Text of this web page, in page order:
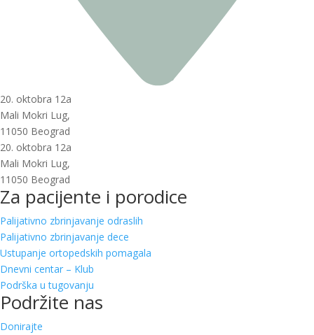
20. oktobra 12a
Mali Mokri Lug,
11050 Beograd
20. oktobra 12a
Mali Mokri Lug,
11050 Beograd
Za pacijente i porodice
Palijativno zbrinjavanje odraslih
Palijativno zbrinjavanje dece
Ustupanje ortopedskih pomagala
Dnevni centar – Klub
Podrška u tugovanju
Podržite nas
Donirajte